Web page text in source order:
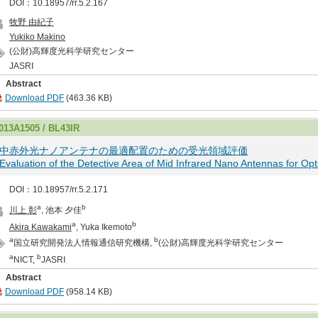
DOI：10.18957/rr.5.2.167
牧野 由紀子
Yukiko Makino
(公財)高輝度光科学研究センター
JASRI
Abstract
Download PDF (463.36 KB)
/ BL43IR
中赤外光ナノアンテナの最適配置のための受光領域評価
Evaluation of the Detective Area of Mid Infrared Nano Antennas for
DOI：10.18957/rr.5.2.171
川上 彰a, 池本 夕佳b
Akira Kawakamia, Yuka Ikemotob
a 国立研究開発法人情報通信研究機構, b(公財)高輝度光科学研究センター
a NICT, bJASRI
Abstract
Download PDF (958.14 KB)